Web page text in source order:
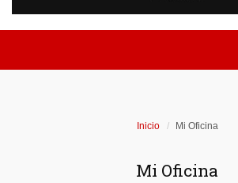
Inicio Mi Oficina
Mi Oficina